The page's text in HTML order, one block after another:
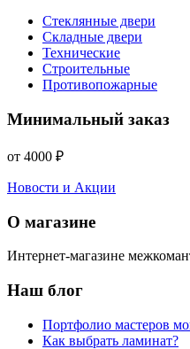
Стеклянные двери
Складные двери
Технические
Строительные
Противопожарные
Минимальный заказ
от 4000 ₽
Новости и Акции
О магазине
Интернет-магазине
Наш блог
Портфолио мастеров
Как выбрать ламинат?